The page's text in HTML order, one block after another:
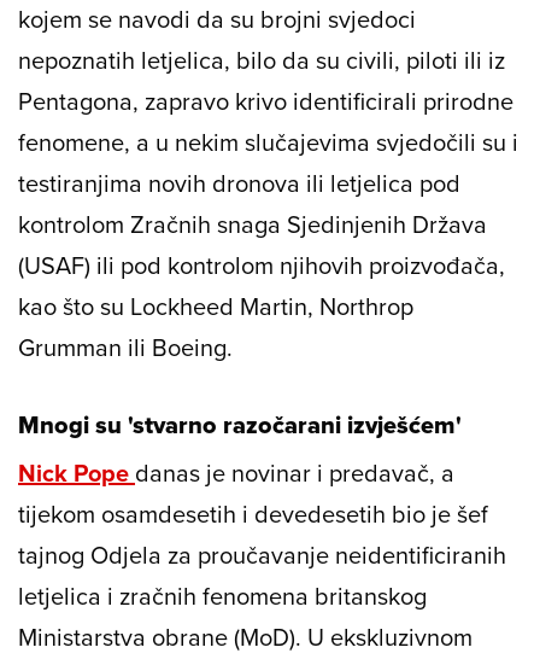
kojem se navodi da su brojni svjedoci
nepoznatih letjelica, bilo da su civili, piloti ili iz
Pentagona, zapravo krivo identificirali prirodne
fenomene, a u nekim slučajevima svjedočili su i
testiranjima novih dronova ili letjelica pod
kontrolom Zračnih snaga Sjedinjenih Država
(USAF) ili pod kontrolom njihovih proizvođača,
kao što su Lockheed Martin, Northrop
Grumman ili Boeing.
Mnogi su 'stvarno razočarani izvješćem'
Nick Pope danas je novinar i predavač, a
tijekom osamdesetih i devedesetih bio je šef
tajnog Odjela za proučavanje neidentificiranih
letjelica i zračnih fenomena britanskog
Ministarstva obrane (MoD). U ekskluzivnom